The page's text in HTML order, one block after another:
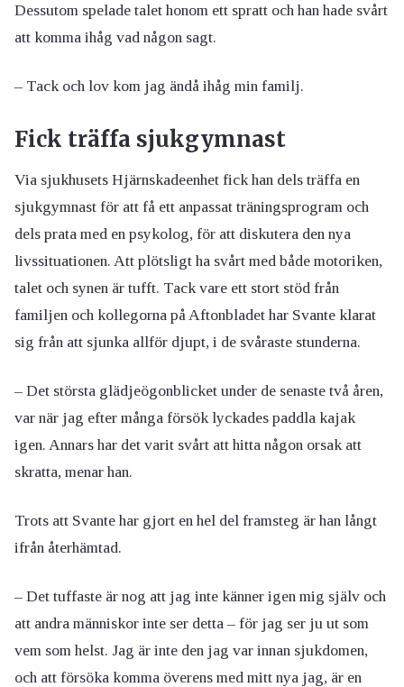
Dessutom spelade talet honom ett spratt och han hade svårt
att komma ihåg vad någon sagt.
– Tack och lov kom jag ändå ihåg min familj.
Fick träffa sjukgymnast
Via sjukhusets Hjärnskadeenhet fick han dels träffa en
sjukgymnast för att få ett anpassat träningsprogram och
dels prata med en psykolog, för att diskutera den nya
livssituationen. Att plötsligt ha svårt med både motoriken,
talet och synen är tufft. Tack vare ett stort stöd från
familjen och kollegorna på Aftonbladet har Svante klarat
sig från att sjunka allför djupt, i de svåraste stunderna.
– Det största glädjeögonblicket under de senaste två åren,
var när jag efter många försök lyckades paddla kajak
igen. Annars har det varit svårt att hitta någon orsak att
skratta, menar han.
Trots att Svante har gjort en hel del framsteg är han långt
ifrån återhämtad.
– Det tuffaste är nog att jag inte känner igen mig själv och
att andra människor inte ser detta – för jag ser ju ut som
vem som helst. Jag är inte den jag var innan sjukdomen,
och att försöka komma överens med mitt nya jag, är en